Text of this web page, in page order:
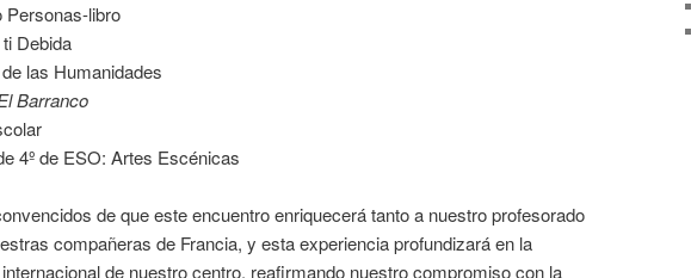
Personas-libro
Debida
las Humanidades
Barranco
4º de ESO: Artes Escénicas
de que este encuentro enriquecerá tanto a nuestro profesorado
compañeras de Francia, y esta experiencia profundizará en la
de nuestro centro, reafirmando nuestro compromiso con la